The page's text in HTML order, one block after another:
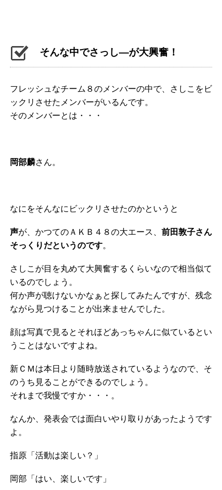
そんな中でさっし―が大興奮！
フレッシュなチーム８のメンバーの中で、さしこをビ
ックリさせたメンバーがいるんです。
そのメンバーとは・・・
岡部麟さん。
なにをそんなにビックリさせたのかというと
声が、かつてのＡＫＢ４８の大エース、 前田敦子さん
そっくりだというのです。
さしこが目を丸めて大興奮するくらいなので相当似て
いるのでしょう。
何か声が聴けないかなぁと探してみたんですが、残念
ながら見つけることが出来ませんでした。
顔は写真で見るとそれほどあっちゃんに似ているとい
うことはないですよね。
新ＣＭは本日より随時放送されているようなので、そ
のうち見ることができるのでしょう。
それまで我慢ですか・・・。
なんか、発表会では面白いやり取りがあったようです
よ。
指原「活動は楽しい？」
岡部「はい、楽しいです」